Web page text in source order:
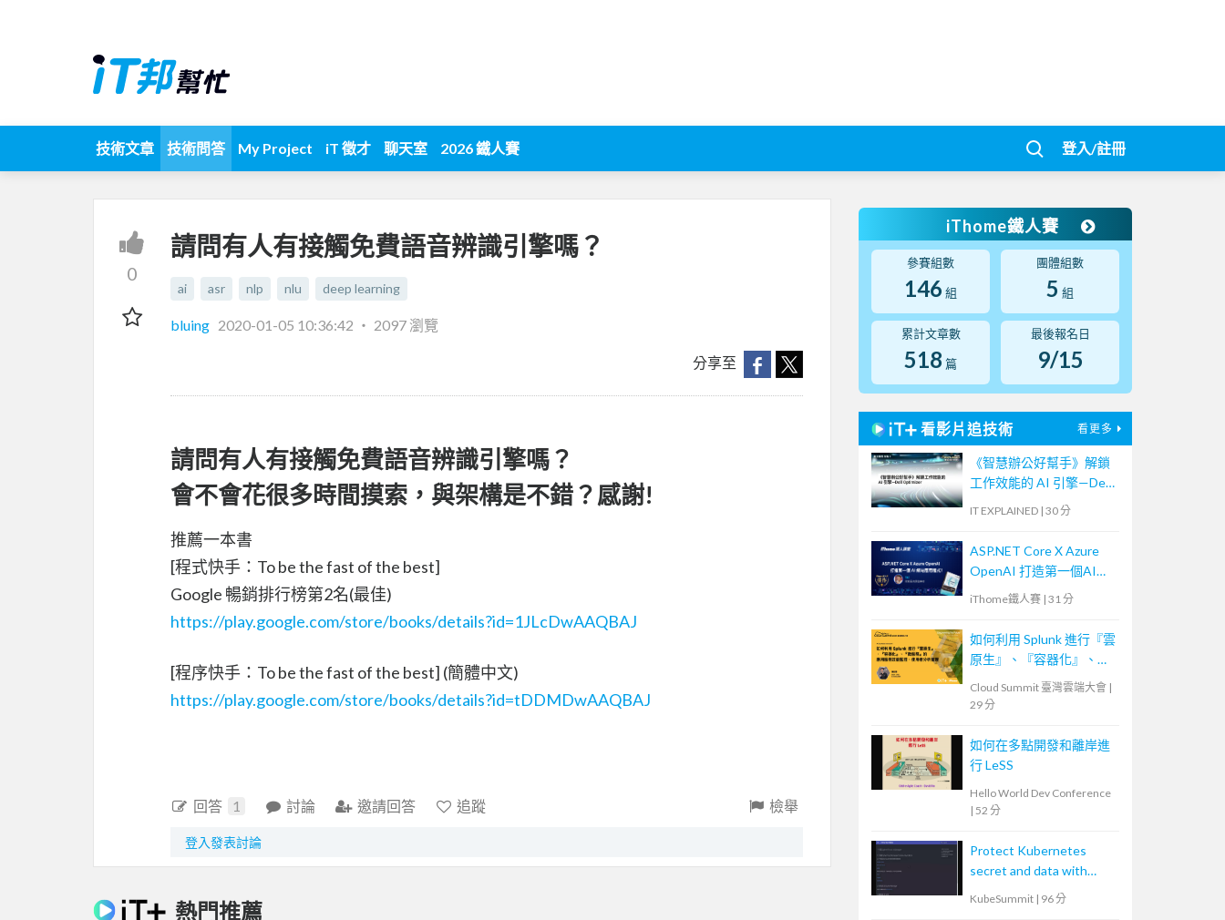
技術文章 技術問答 My Project iT 徵才 聊天室 2026 鐵人賽 登入/註冊
0
請問有人有接觸免費語音辨識引擎嗎？
ai asr nlp nlu deep learning
bluing 2020-01-05 10:36:42 ‧ 2097 瀏覽
分享至
請問有人有接觸免費語音辨識引擎嗎？
會不會花很多時間摸索，與架構是不錯？感謝!
推薦一本書
[程式快手：To be the fast of the best]
Google 暢銷排行榜第2名(最佳)
https://play.google.com/store/books/details?id=1JLcDwAAQBAJ
[程序快手：To be the fast of the best] (簡體中文)
https://play.google.com/store/books/details?id=tDDMDwAAQBAJ
回答 1 討論 邀請回答 追蹤 檢舉
登入發表討論
熱門推薦
iThome鐵人賽
參賽組數
146 組
團體組數
5 組
累計文章數
518 篇
最後報名日
9/15
看影片追技術 看更多
《智慧辦公好幫手》解鎖
工作效能的 AI 引擎—Dell
IT EXPLAINED | 30 分
ASP.NET Core X Azure
OpenAI 打造第一個AI網
站應用程式！
iThome鐵人賽 | 31 分
如何利用 Splunk 進行『雲
原生』、『容器化』、
『微服務』的應用服務效
能監控、使用者分析管理
Cloud Summit 臺灣雲端大會 |
29 分
如何在多點開發和離岸進
行 LeSS
Hello World Dev Conference
| 52 分
Protect Kubernetes
secret and data with
Thales CipherTrust
KubeSummit | 96 分